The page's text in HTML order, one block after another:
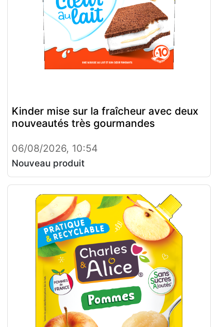
Kinder mise sur la fraîcheur avec deux
nouveautés très gourmandes
06/08/2026, 10:54
Nouveau produit